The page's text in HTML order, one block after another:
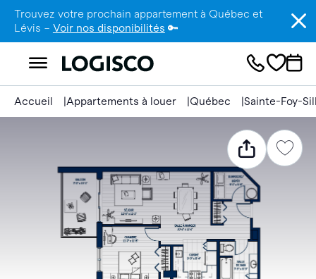
Trouvez votre prochain appartement à Québec et
Lévis – Voir nos disponibilités 🔑
Accueil Appartements à louer Québec Sainte-Foy-